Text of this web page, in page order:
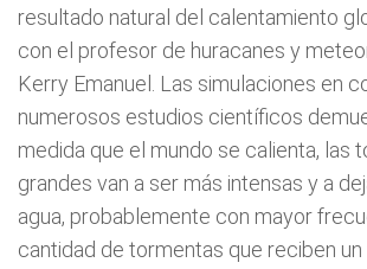
resultado natural del calentamiento
con el profesor de huracanes y
Kerry Emanuel. Las simulaciones en
numerosos estudios científicos
medida que el mundo se calienta, las
grandes van a ser más intensas y a
agua, probablemente con mayor
cantidad de tormentas que reciben